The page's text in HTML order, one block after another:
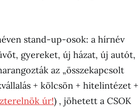
stand-up-osok: a hírnév
gyereket, új házat, új autót,
az „összekapcsolt
+ kölcsön + hitelintézet +
úr!) , jöhetett a CSOK